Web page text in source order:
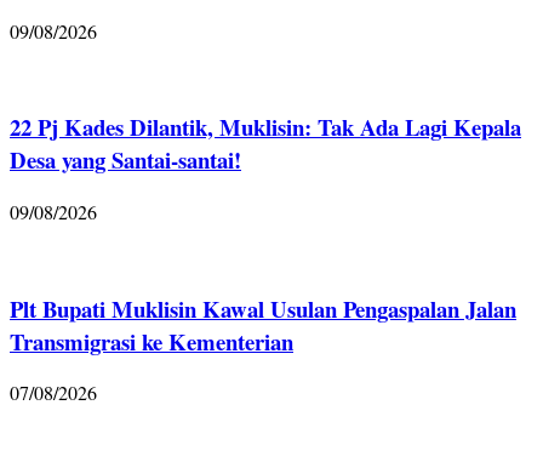
09/08/2026
22 Pj Kades Dilantik, Muklisin: Tak Ada Lagi Kepala
Desa yang Santai-santai!
09/08/2026
Plt Bupati Muklisin Kawal Usulan Pengaspalan Jalan
Transmigrasi ke Kementerian
07/08/2026